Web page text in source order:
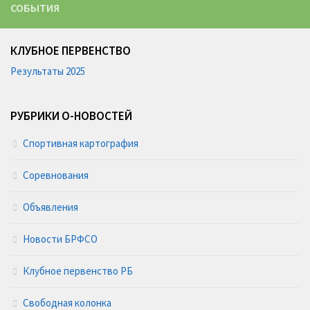
СОБЫТИЯ
КЛУБНОЕ ПЕРВЕНСТВО
Результаты 2025
РУБРИКИ О-НОВОСТЕЙ
Спортивная картография
Соревнования
Объявления
Новости БРФСО
Клубное первенство РБ
Свободная колонка